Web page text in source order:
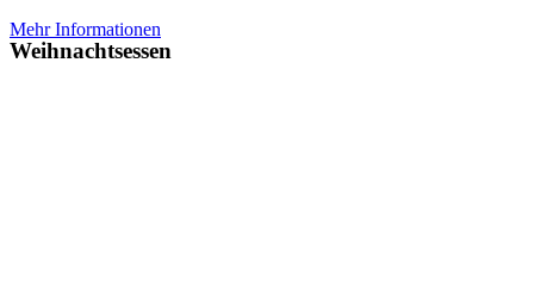
Mehr Informationen
Weihnachtsessen